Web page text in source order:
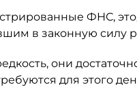
ФНС,
в законную силу
они
для этого